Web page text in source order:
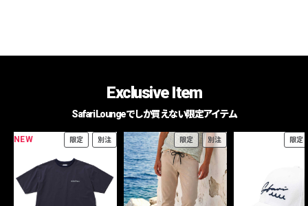
Exclusive Item
Safari Loungeでしか買えない限定アイテム
NEW 限定 別注 限定 別注 限定